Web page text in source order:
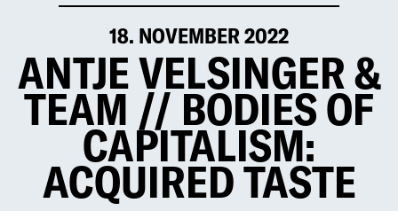
18. NOVEMBER 2022
ANTJE VELSINGER &
TEAM // BODIES OF
CAPITALISM:
ACQUIRED TASTE